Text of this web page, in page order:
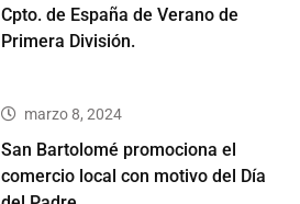
Cpto. de España de Verano de
Primera División.
marzo 8, 2024
San Bartolomé promociona el
comercio local con motivo del Día